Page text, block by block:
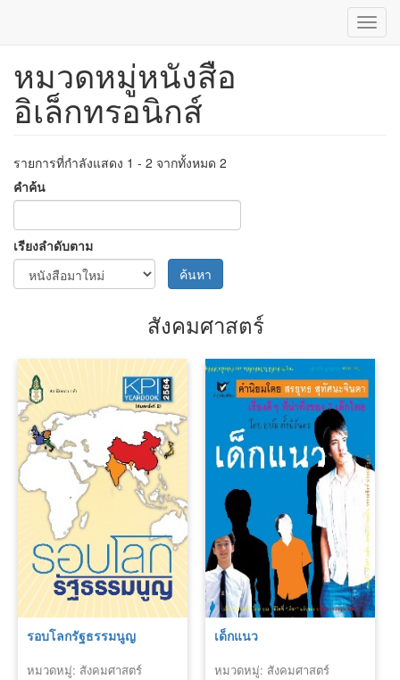
ข้าม
เนื้อหา
หมวดหมู่หนังสือ
อิเล็กทรอนิกส์
รายการที่กำลังแสดง 1 - 2 จากทั้งหมด 2
คำค้น
เรียงลำดับตาม
ค้นหา
สังคมศาสตร์
รอบโลกรัฐธรรมนูญ
หมวดหมู่: สังคมศาสตร์
เด็กแนว
หมวดหมู่: สังคมศาสตร์